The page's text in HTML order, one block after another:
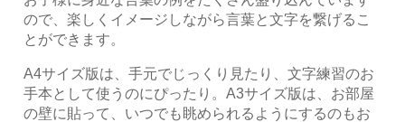
ので、楽しくイメージしながら言葉と文字を繋げるこ
とができます。
A4サイズ版は、手元でじっくり見たり、文字練習のお
手本として使うのにぴったり。A3サイズ版は、お部屋
の壁に貼って、いつでも眺められるようにするのもお